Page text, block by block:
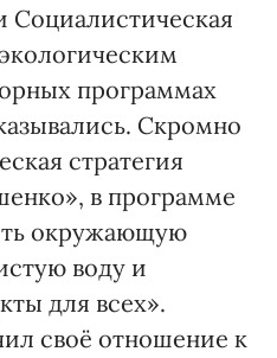
Социалистическая
программах
Скромно
стратегия
в программе
окружающую
воду и
для всех».
своё отношение к